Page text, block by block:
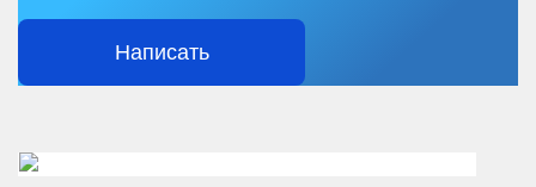
Написать